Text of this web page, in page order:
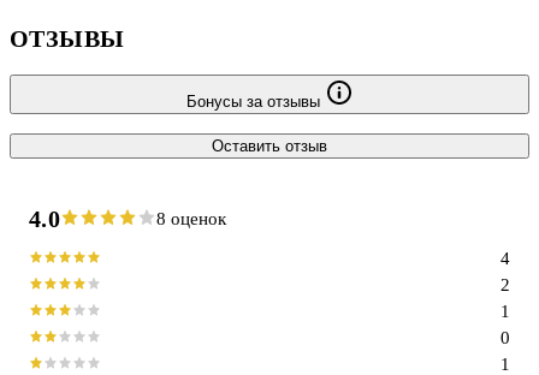
ОТЗЫВЫ
Бонусы за отзывы
Оставить отзыв
4.0 8 оценок
1
0
1
2
4